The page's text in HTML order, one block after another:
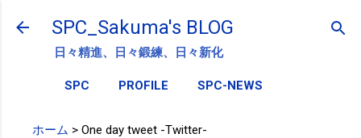
スキップしてメイン コンテンツに移動
SPC_Sakuma's BLOG
日々精進、日々鍛練、日々新化
SPC PROFILE SPC-NEWS
ホーム > One day tweet -Twitter-